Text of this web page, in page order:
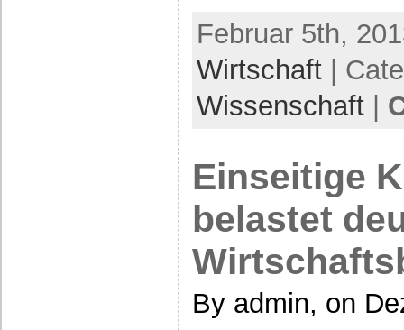
Februar 5th,
Wirtschaft |
Wissenschaft |
Einseitige
belastet
By admin, on